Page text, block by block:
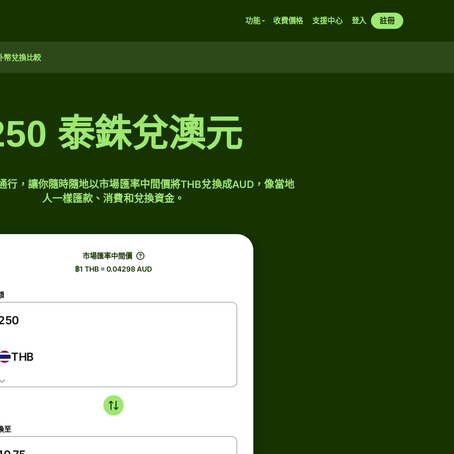
功能 收費價格 支援中心 登入 註冊
幣兌換比較
泰銖兌澳元
行，讓你隨時隨地以市場匯率中間價將THB兌換成AUD，像當地
人一樣匯款、消費和兌換資金。
市場匯率中間價
฿1 THB = 0.04298 AUD
THB
至